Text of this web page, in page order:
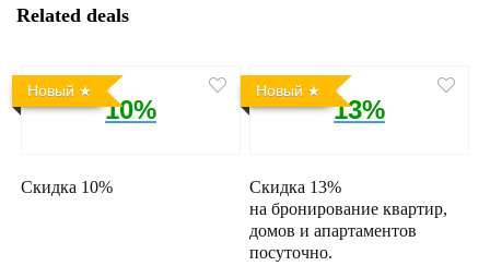
Related deals
Новый
10%
Скидка 10%
Новый
13%
Скидка 13%
на бронирование квартир,
домов и апартаментов
посуточно.